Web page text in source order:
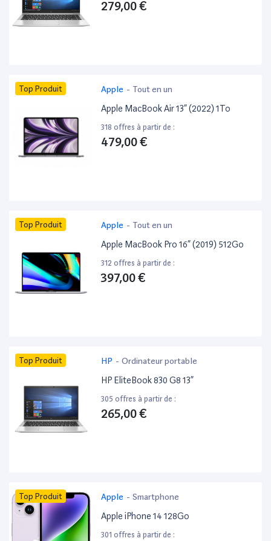
279,00 €
Top Produit Apple - Tout en un
Apple MacBook Air 13” (2022) 1To
318 offres à partir de :
479,00 €
Top Produit Apple - Tout en un
Apple MacBook Pro 16” (2019) 512Go
312 offres à partir de :
397,00 €
Top Produit HP - Ordinateur portable
HP EliteBook 830 G8 13”
305 offres à partir de :
265,00 €
Top Produit Apple - Smartphone
Apple iPhone 14 128Go
301 offres à partir de :